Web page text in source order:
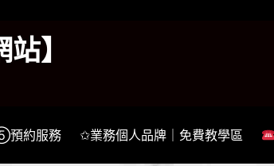
】
約服務 ✩業務個人品牌｜免費教學區